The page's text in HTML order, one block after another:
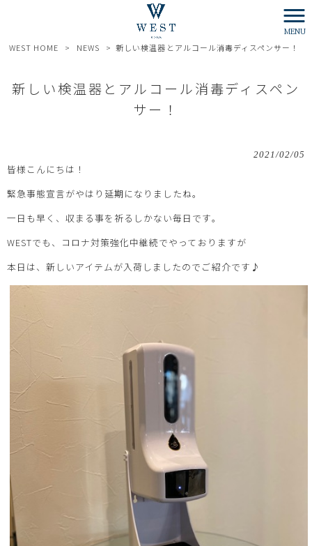
MENU
WEST HOME > NEWS > 新しい検温器とアルコール消毒ディスペンサー！
新しい検温器とアルコール消毒ディスペン
サー！
2021/02/05
皆様こんにちは！
緊急事態宣言がやはり延期になりましたね。
一日も早く、収まる事を祈るしかない毎日です。
WESTでも、コロナ対策強化中継続でやっておりますが
本日は、新しいアイテムが入荷しましたのでご紹介です♪